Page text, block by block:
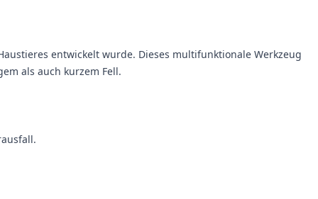
entwickelt wurde. Dieses multifunktionale Werkzeug
als auch kurzem Fell.